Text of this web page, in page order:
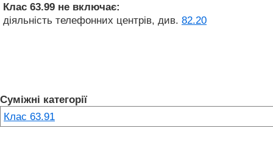
Клас 63.99 не включає:
діяльність телефонних центрів, див. 82.20
Суміжні категорії
Клас 63.91